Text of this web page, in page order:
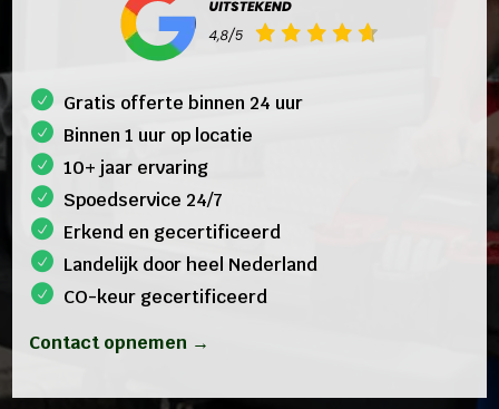
Gratis offerte binnen 24 uur
Binnen 1 uur op locatie
10+ jaar ervaring
Spoedservice 24/7
Erkend en gecertificeerd
Landelijk door heel Nederland
CO-keur gecertificeerd
Contact opnemen →